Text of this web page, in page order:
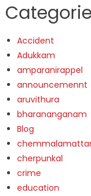
Accident
Adukkam
amparanirappel
announcemennt
aruvithura
bharananganam
Blog
cherpunkal
crime
education